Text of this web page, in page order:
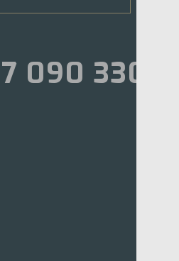
090 330